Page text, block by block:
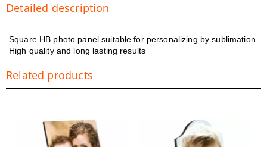
Detailed description
Square HB photo panel suitable for personalizing by sublimation
High quality and long lasting results
Related products